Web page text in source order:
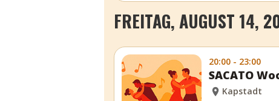
FREITAG, AUGUST 14,
20:00 - 23:00
SACATO
Kapstadt